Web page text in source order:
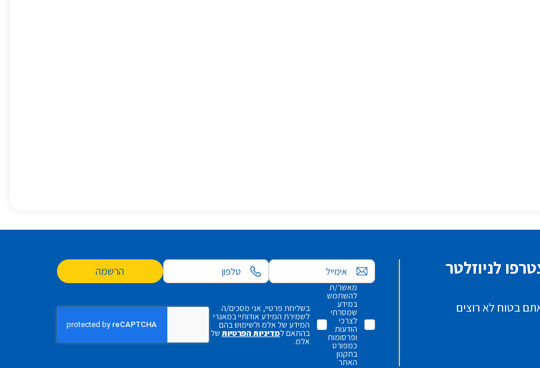
לניוזלטר
בטוח לא רוצים
אימייל הרשמה
מאשר/ת
להשתמש
במידע
שמסרתי
לצרכי
הודעות
ופרסומות
כמפורט
בתקנון
האתר
בשליחת פרטיי, אני מסכים/ה
לשמירת המידע אודותיי במאגרי
המידע של אלמ ולשימוש בהם
בהתאם למדיניות הפרטיות של
אלמ.